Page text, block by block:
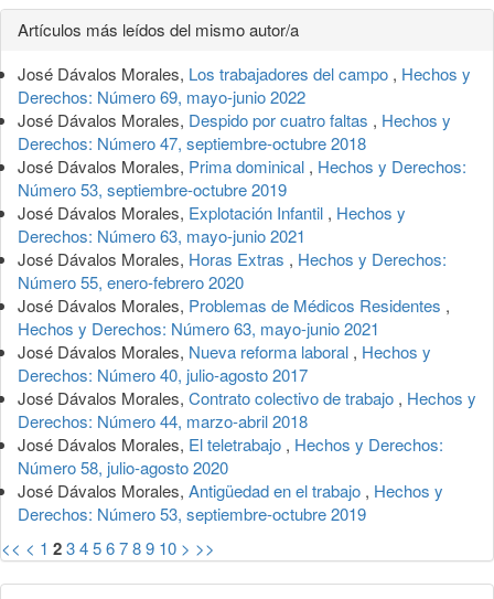
Detalles
del
artículo
Artículos más leídos del mismo autor/a
José Dávalos Morales, Los trabajadores del campo , Hechos y
Derechos: Número 69, mayo-junio 2022
José Dávalos Morales, Despido por cuatro faltas , Hechos y
Derechos: Número 47, septiembre-octubre 2018
José Dávalos Morales, Prima dominical , Hechos y Derechos:
Número 53, septiembre-octubre 2019
José Dávalos Morales, Explotación Infantil , Hechos y
Derechos: Número 63, mayo-junio 2021
José Dávalos Morales, Horas Extras , Hechos y Derechos:
Número 55, enero-febrero 2020
José Dávalos Morales, Problemas de Médicos Residentes ,
Hechos y Derechos: Número 63, mayo-junio 2021
José Dávalos Morales, Nueva reforma laboral , Hechos y
Derechos: Número 40, julio-agosto 2017
José Dávalos Morales, Contrato colectivo de trabajo , Hechos y
Derechos: Número 44, marzo-abril 2018
José Dávalos Morales, El teletrabajo , Hechos y Derechos:
Número 58, julio-agosto 2020
José Dávalos Morales, Antigüedad en el trabajo , Hechos y
Derechos: Número 53, septiembre-octubre 2019
<< < 1 23456789 10 > >>